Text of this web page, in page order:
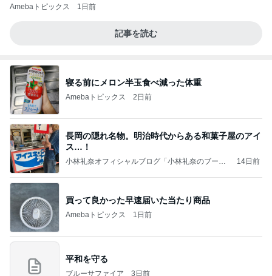
Amebaトピックス 1日前
記事を読む
寝る前にメロン半玉食べ減った体重
Amebaトピックス 2日前
長岡の隠れ名物。明治時代からある和菓子屋のアイ
ス…！
小林礼奈オフィシャルブログ「小林礼奈のブーブ
14日前
買って良かった早速届いた当たり商品
Amebaトピックス 1日前
平和を守る
ブルーサファイア 3日前